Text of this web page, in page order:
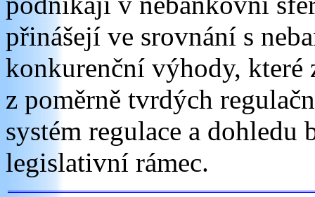
přinášejí ve srovnání s
konkurenční výhody,
z poměrně tvrdých
systém regulace a
legislativní rámec.